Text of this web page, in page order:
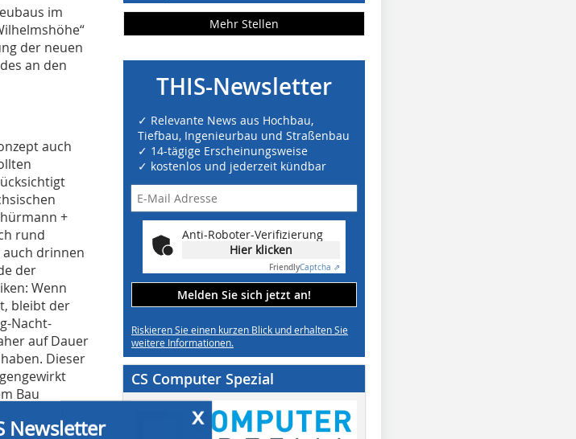
im
der neuen
an den
auch
+
rund
drinnen
der
Wenn
bleibt der
Nacht-
auf Dauer
Dieser
Bau
Gemeinde
x
Newsletter
Mehr Stellen
THIS-Newsletter
✓ Relevante News aus Hochbau,
Tiefbau, Ingenieurbau und Straßenbau
✓ 14-tägige Erscheinungsweise
✓ kostenlos und jederzeit kündbar
Anti-Roboter-Verifizierung
Hier klicken
FriendlyCaptcha ⇗
Melden Sie sich jetzt an!
Riskieren Sie einen kurzen Blick und erhalten Sie
weitere Informationen.
CS Computer Spezial